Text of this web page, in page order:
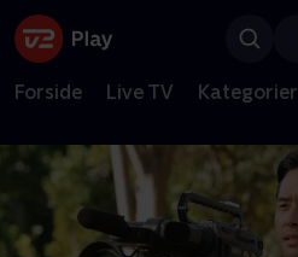
Forside Live TV Kategorier